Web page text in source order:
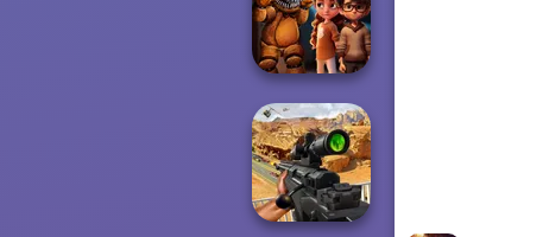
Rapunzel
Zombie Curse
FNAF Horror At
Home